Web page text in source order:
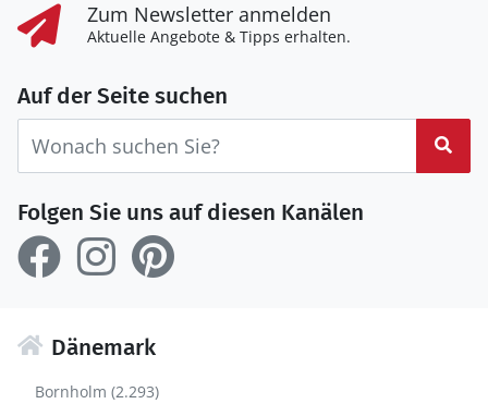
Zum Newsletter anmelden
Aktuelle Angebote & Tipps erhalten.
Auf der Seite suchen
Folgen Sie uns auf diesen Kanälen
Dänemark
Bornholm (2.293)